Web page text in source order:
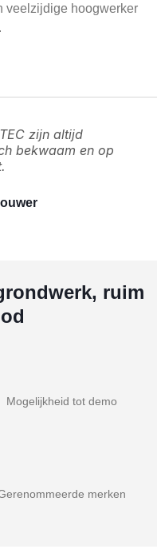
veelzijdige hoogwerker
zijn altijd
bekwaam en op
ruim
Mogelijkheid tot demo
merken